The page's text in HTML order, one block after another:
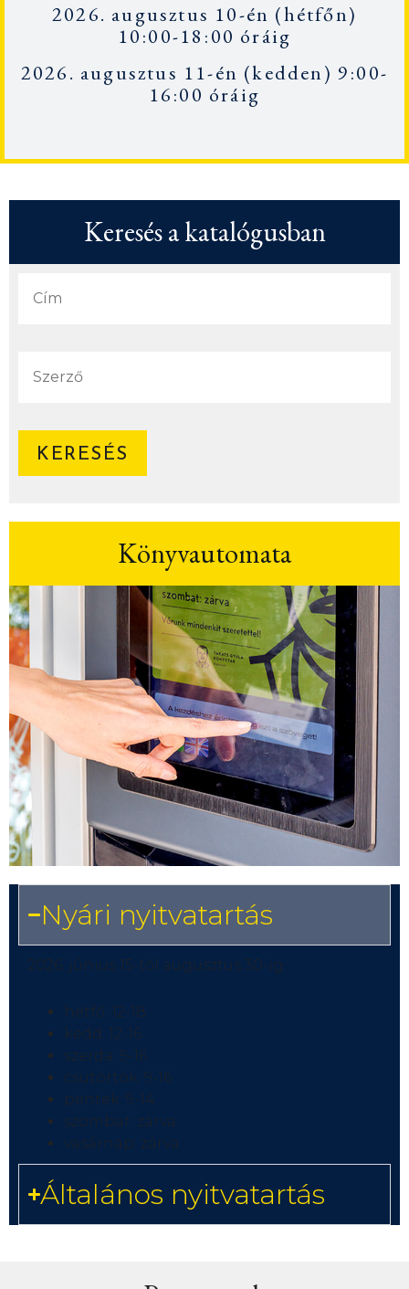
2026. augusztus 10-én (hétfőn)
10:00-18:00 óráig
2026. augusztus 11-én (kedden) 9:00-
16:00 óráig
Keresés a katalógusban
Könyvautomata
Nyári nyitvatartás
2026. június 15-től augusztus 30-ig:
hétfő: 12-18
kedd: 12-16
szerda: 9-16
csütörtök: 9-16
péntek: 9-14
szombat: zárva
vasárnap: zárva
Általános nyitvatartás